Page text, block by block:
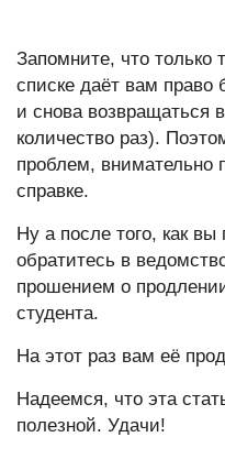
Запомните, что только
списке даёт вам право
и снова возвращаться
количество раз).
проблем, внимательно
справке.
Ну а после того, как вы
обратитесь в
прошением о
студента.
На этот раз вам её
Надеемся, что эта
полезной. Удачи!